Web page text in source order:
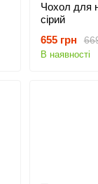
Чохол для
сірий
655 грн
В наявності